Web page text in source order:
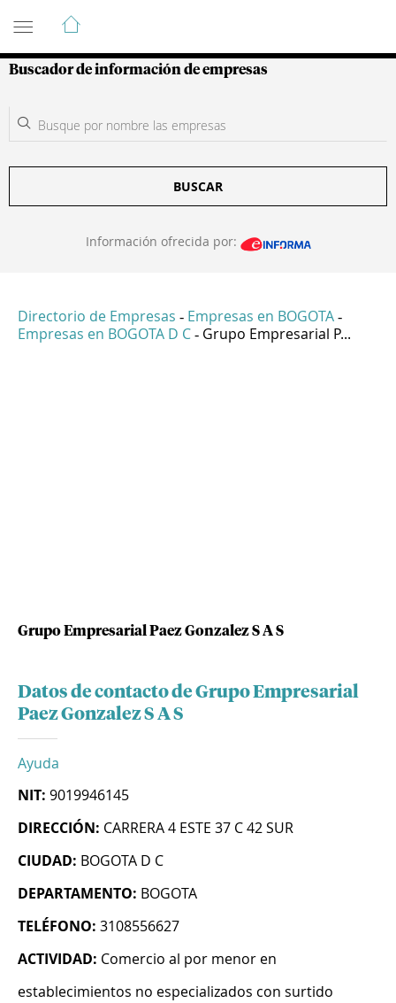
Guía de Empresas Colombianas
Buscador de información de empresas
BUSCAR
Información ofrecida por:
Directorio de Empresas - Empresas en BOGOTA -
Empresas en BOGOTA D C - Grupo Empresarial P...
Grupo Empresarial Paez Gonzalez S A S
Datos de contacto de Grupo Empresarial
Paez Gonzalez S A S
Ayuda
NIT: 9019946145
DIRECCIÓN: CARRERA 4 ESTE 37 C 42 SUR
CIUDAD: BOGOTA D C
DEPARTAMENTO: BOGOTA
TELÉFONO: 3108556627
ACTIVIDAD: Comercio al por menor en
establecimientos no especializados con surtido